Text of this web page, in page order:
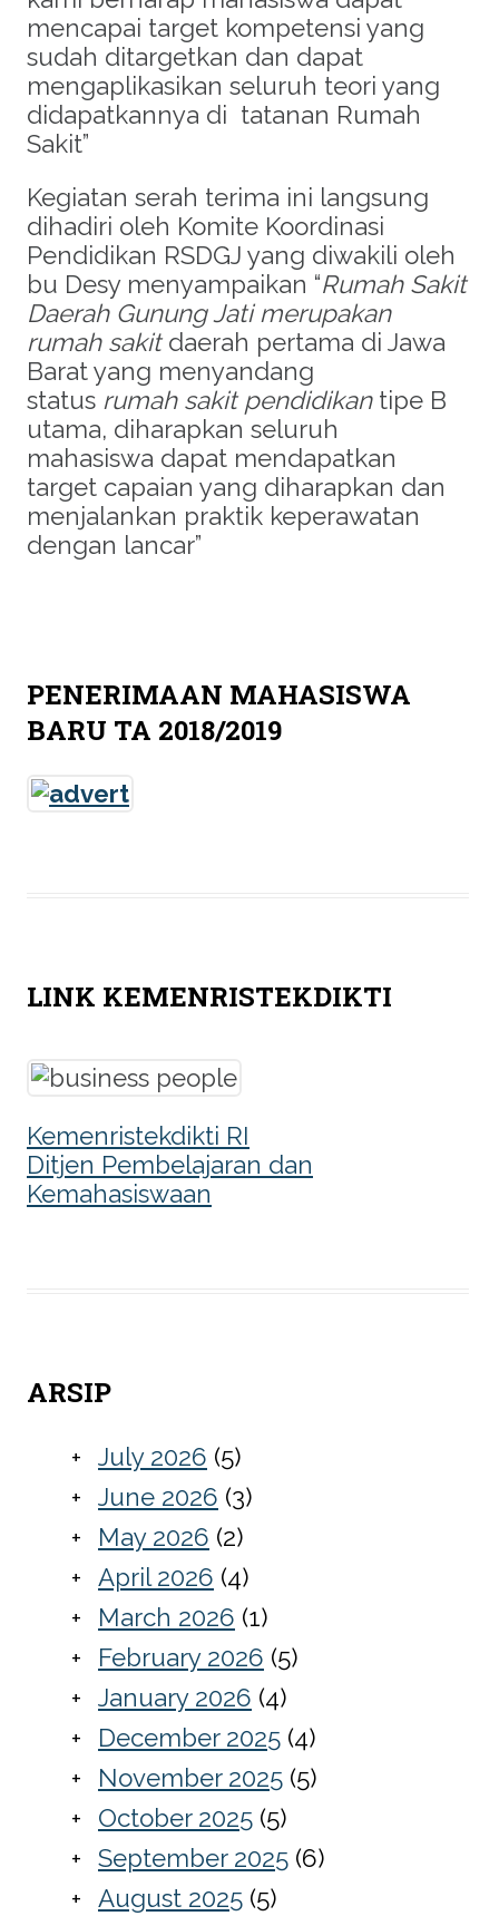
mencapai target kompetensi yang
sudah ditargetkan dan dapat
mengaplikasikan seluruh teori yang
didapatkannya di tatanan Rumah
Sakit”
Kegiatan serah terima ini langsung
dihadiri oleh Komite Koordinasi
Pendidikan RSDGJ yang diwakili oleh
bu Desy menyampaikan “Rumah Sakit
Daerah Gunung Jati merupakan
rumah sakitdaerah pertama di Jawa
Barat yang menyandang
status rumah sakit pendidikantipe B
utama, diharapkan seluruh
mahasiswa dapat mendapatkan
target capaian yang diharapkan dan
menjalankan praktik keperawatan
dengan lancar”
PENERIMAAN MAHASISWA
BARU TA 2018/2019
LINK KEMENRISTEKDIKTI
Kemenristekdikti RI
Ditjen Pembelajaran dan
Kemahasiswaan
ARSIP
July 2026 (5)
June 2026 (3)
May 2026 (2)
April 2026 (4)
March 2026 (1)
February 2026 (5)
January 2026 (4)
December 2025 (4)
November 2025 (5)
October 2025 (5)
September 2025 (6)
August 2025 (5)